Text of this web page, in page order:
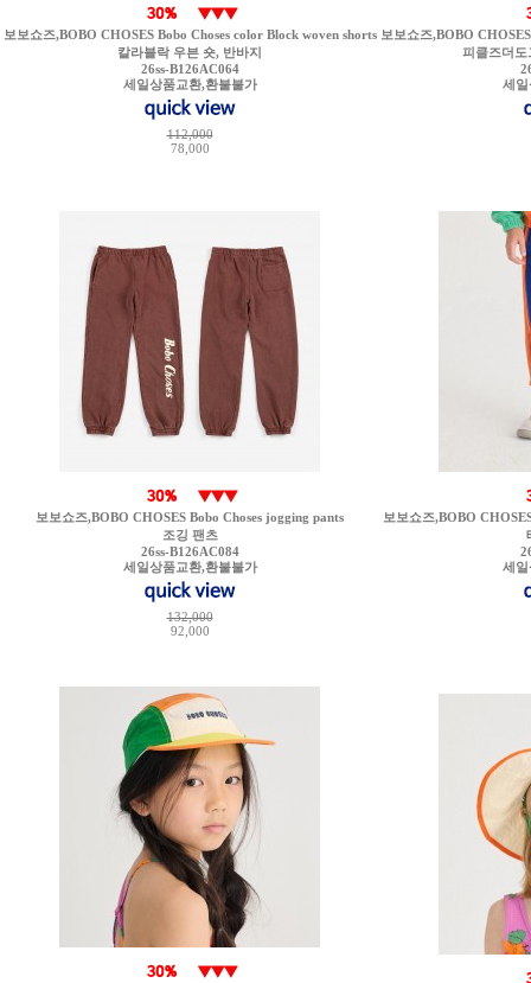
보보쇼즈,BOBO CHOSES Bobo Choses color Block woven shorts
칼라블락 우븐 숏, 반바지
26ss-B126AC064
세일상품교환,환불불가
112,000
78,000
보보쇼즈,BOBO
피클즈더도
세일
보보쇼즈,BOBO CHOSES Bobo Choses jogging pants
조깅 팬츠
26ss-B126AC084
세일상품교환,환불불가
132,000
92,000
보보쇼즈,BOBO
세일